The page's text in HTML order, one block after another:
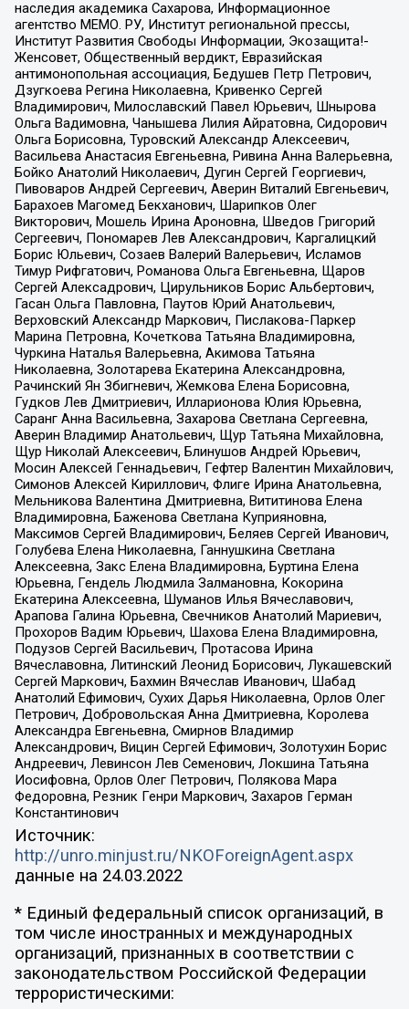
наследия академика Сахарова, Информационное
агентство МЕМО. РУ, Институт региональной прессы,
Институт Развития Свободы Информации, Экозащита!-
Женсовет, Общественный вердикт, Евразийская
антимонопольная ассоциация, Бедушев Петр Петрович,
Дзугкоева Регина Николаевна, Кривенко Сергей
Владимирович, Милославский Павел Юрьевич, Шнырова
Ольга Вадимовна, Чанышева Лилия Айратовна, Сидорович
Ольга Борисовна, Туровский Александр Алексеевич,
Васильева Анастасия Евгеньевна, Ривина Анна Валерьевна,
Бойко Анатолий Николаевич, Дугин Сергей Георгиевич,
Пивоваров Андрей Сергеевич, Аверин Виталий Евгеньевич,
Барахоев Магомед Бекханович, Шарипков Олег
Викторович, Мошель Ирина Ароновна, Шведов Григорий
Сергеевич, Пономарев Лев Александрович, Каргалицкий
Борис Юльевич, Созаев Валерий Валерьевич, Исламов
Тимур Рифгатович, Романова Ольга Евгеньевна, Щаров
Сергей Алексадрович, Цирульников Борис Альбертович,
Гасан Ольга Павловна, Паутов Юрий Анатольевич,
Верховский Александр Маркович, Пислакова-Паркер
Марина Петровна, Кочеткова Татьяна Владимировна,
Чуркина Наталья Валерьевна, Акимова Татьяна
Николаевна, Золотарева Екатерина Александровна,
Рачинский Ян Збигневич, Жемкова Елена Борисовна,
Гудков Лев Дмитриевич, Илларионова Юлия Юрьевна,
Саранг Анна Васильевна, Захарова Светлана Сергеевна,
Аверин Владимир Анатольевич, Щур Татьяна Михайловна,
Щур Николай Алексеевич, Блинушов Андрей Юрьевич,
Мосин Алексей Геннадьевич, Гефтер Валентин Михайлович,
Симонов Алексей Кириллович, Флиге Ирина Анатольевна,
Мельникова Валентина Дмитриевна, Вититинова Елена
Владимировна, Баженова Светлана Куприяновна,
Максимов Сергей Владимирович, Беляев Сергей Иванович,
Голубева Елена Николаевна, Ганнушкина Светлана
Алексеевна, Закс Елена Владимировна, Буртина Елена
Юрьевна, Гендель Людмила Залмановна, Кокорина
Екатерина Алексеевна, Шуманов Илья Вячеславович,
Арапова Галина Юрьевна, Свечников Анатолий Мариевич,
Прохоров Вадим Юрьевич, Шахова Елена Владимировна,
Подузов Сергей Васильевич, Протасова Ирина
Вячеславовна, Литинский Леонид Борисович, Лукашевский
Сергей Маркович, Бахмин Вячеслав Иванович, Шабад
Анатолий Ефимович, Сухих Дарья Николаевна, Орлов Олег
Петрович, Добровольская Анна Дмитриевна, Королева
Александра Евгеньевна, Смирнов Владимир
Александрович, Вицин Сергей Ефимович, Золотухин Борис
Андреевич, Левинсон Лев Семенович, Локшина Татьяна
Иосифовна, Орлов Олег Петрович, Полякова Мара
Федоровна, Резник Генри Маркович, Захаров Герман
Константинович
Источник:
http://unro.minjust.ru/NKOForeignAgent.aspx
данные на 24.03.2022
* Единый федеральный список организаций, в
том числе иностранных и международных
организаций, признанных в соответствии с
законодательством Российской Федерации
террористическими: